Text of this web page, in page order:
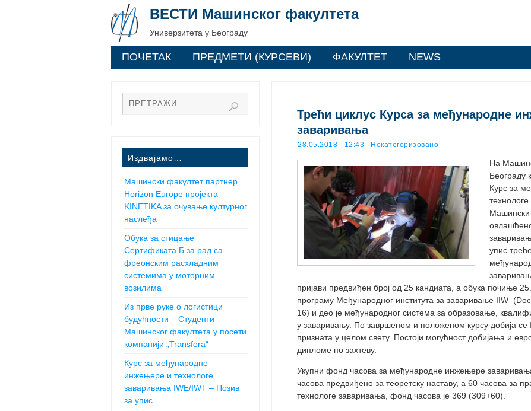
ВЕСТИ Машинског факултета
Универзитета у Београду
ПОЧЕТАК ПРЕДМЕТИ (КУРСЕВИ) ФАКУЛТЕТ NEWS
Трећи циклус Курса за међународне
заваривања
28.05.2018 - 12:43 Некатегоризовано
На
Београду
Курс за
Машински
упис
пријави предвиђен број од 25 кандиата, а обука почиње
програму Међународног института за заваривање IIW
16) и део је међународног система за образовање,
у заваривању. По завршеном и положеном курсу добија се
призната у целом свету. Постоји могућност добијања и
дипломе по захтеву.
Укупни фонд часова за међународне инжењере
часова предвиђено за теоретску наставу, а 60 часова за
технологе заваривања, фонд часова је 369 (309+60).
Издвајамо…
Машински факултет партнер
Horizon Europe пројекта
KINETIKA за очување културног
наслеђа
Обука за стицање
Сертификата Б за рад са
фреонским расхладним
системима у моторним
возилима
Из прве руке о логистици
будућности – Студенти
Машинског факултета у посети
компанији „Transfera“
Курс за међународне
инжењере и технологе
заваривања IWE/IWT – Позив
за упис